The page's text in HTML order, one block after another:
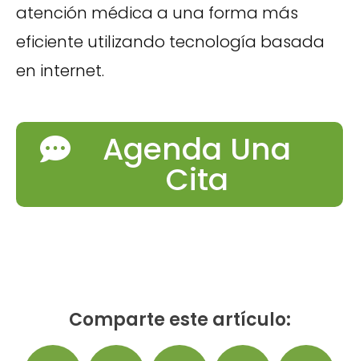
atención médica a una forma más
eficiente utilizando tecnología basada
en internet.
Agenda Una
Cita
Comparte este artículo: